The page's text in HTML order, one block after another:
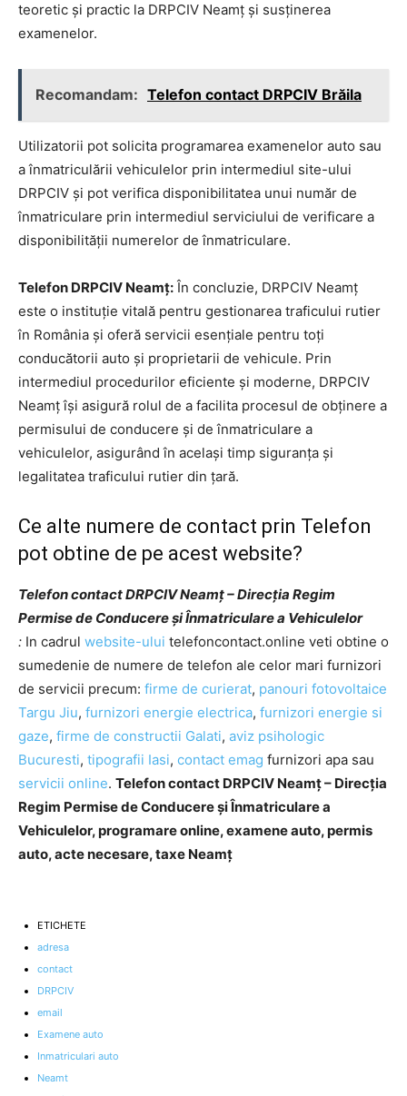
teoretic și practic la DRPCIV Neamț și susținerea
examenelor.
Recomandam: Telefon contact DRPCIV Brăila
Utilizatorii pot solicita programarea examenelor auto sau
a înmatriculării vehiculelor prin intermediul site-ului
DRPCIV și pot verifica disponibilitatea unui număr de
înmatriculare prin intermediul serviciului de verificare a
disponibilității numerelor de înmatriculare.
Telefon DRPCIV Neamț: În concluzie, DRPCIV Neamț
este o instituție vitală pentru gestionarea traficului rutier
în România și oferă servicii esențiale pentru toți
conducătorii auto și proprietarii de vehicule. Prin
intermediul procedurilor eficiente și moderne, DRPCIV
Neamț își asigură rolul de a facilita procesul de obținere a
permisului de conducere și de înmatriculare a
vehiculelor, asigurând în același timp siguranța și
legalitatea traficului rutier din țară.
Ce alte numere de contact prin Telefon
pot obtine de pe acest website?
Telefon contact DRPCIV Neamț – Direcția Regim
Permise de Conducere și Înmatriculare a Vehiculelor
: In cadrul website-ului telefoncontact.online veti obtine o
sumedenie de numere de telefon ale celor mari furnizori
de servicii precum: firme de curierat, panouri fotovoltaice
Targu Jiu, furnizori energie electrica, furnizori energie si
gaze, firme de constructii Galati, aviz psihologic
Bucuresti, tipografii Iasi, contact emag furnizori apa sau
servicii online. Telefon contact DRPCIV Neamț – Direcția
Regim Permise de Conducere și Înmatriculare a
Vehiculelor, programare online, examene auto, permis
auto, acte necesare, taxe Neamț
ETICHETE
adresa
contact
DRPCIV
email
Examene auto
Inmatriculari auto
Neamt